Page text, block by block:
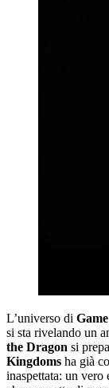
L’universo di
si sta rivelando un
the Dragon si
Kingdoms ha già
inaspettata: un vero